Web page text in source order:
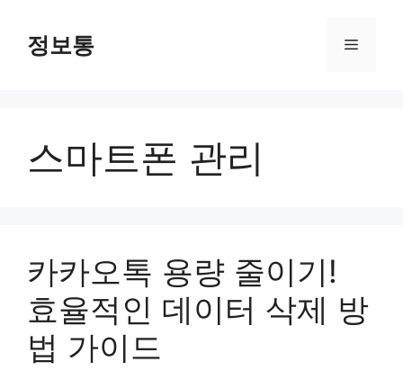
content정보통 Menu
스마트폰 관리
카카오톡 용량 줄이기!
효율적인 데이터 삭제 방
법 가이드